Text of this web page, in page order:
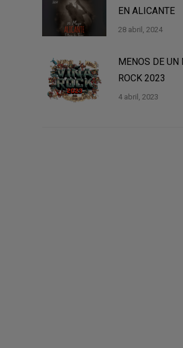
EN ALICANTE
28 abril, 2024
MENOS DE UN
ROCK 2023
4 abril, 2023